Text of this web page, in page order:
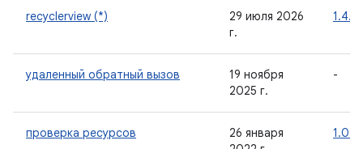
recyclerview (*)
29 июля 2026
г.
1.4.0
удаленный обратный вызов
19 ноября
2025 г.
-
проверка ресурсов
26 января
1.0.1